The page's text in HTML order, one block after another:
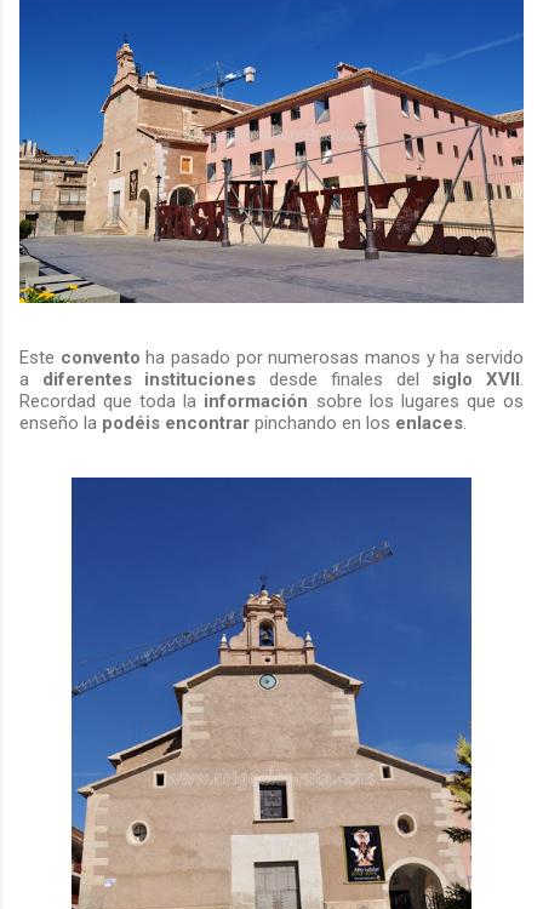
Este convento ha pasado por numerosas manos y ha servido
a diferentes instituciones desde finales del siglo XVII.
Recordad que toda la información sobre los lugares que os
enseño la podéis encontrar pinchando en los enlaces.